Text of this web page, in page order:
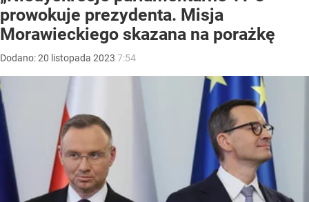
prowokuje prezydenta. Misja
Morawieckiego skazana na porażkę
Dodano:20 listopada 2023 7:54